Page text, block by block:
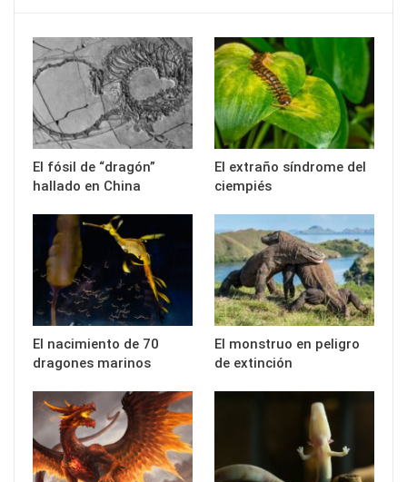
El fósil de “dragón”
hallado en China
El extraño síndrome del
ciempiés
El nacimiento de 70
dragones marinos
El monstruo en peligro
de extinción